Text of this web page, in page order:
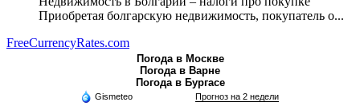
Приобретая болгарскую недвижимость, покупатель о...
FreeCurrencyRates.com
Погода в Москве
Погода в Варне
Погода в Бургасе
Gismeteo Прогноз на 2 недели